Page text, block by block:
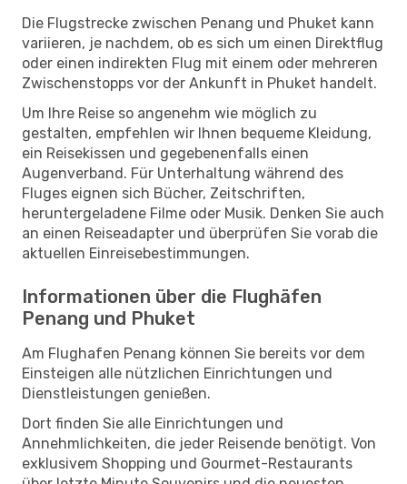
Die Flugstrecke zwischen Penang und Phuket kann
variieren, je nachdem, ob es sich um einen Direktflug
oder einen indirekten Flug mit einem oder mehreren
Zwischenstopps vor der Ankunft in Phuket handelt.
Um Ihre Reise so angenehm wie möglich zu
gestalten, empfehlen wir Ihnen bequeme Kleidung,
ein Reisekissen und gegebenenfalls einen
Augenverband. Für Unterhaltung während des
Fluges eignen sich Bücher, Zeitschriften,
heruntergeladene Filme oder Musik. Denken Sie auch
an einen Reiseadapter und überprüfen Sie vorab die
aktuellen Einreisebestimmungen.
Informationen über die Flughäfen
Penang und Phuket
Am Flughafen Penang können Sie bereits vor dem
Einsteigen alle nützlichen Einrichtungen und
Dienstleistungen genießen.
Dort finden Sie alle Einrichtungen und
Annehmlichkeiten, die jeder Reisende benötigt. Von
exklusivem Shopping und Gourmet-Restaurants